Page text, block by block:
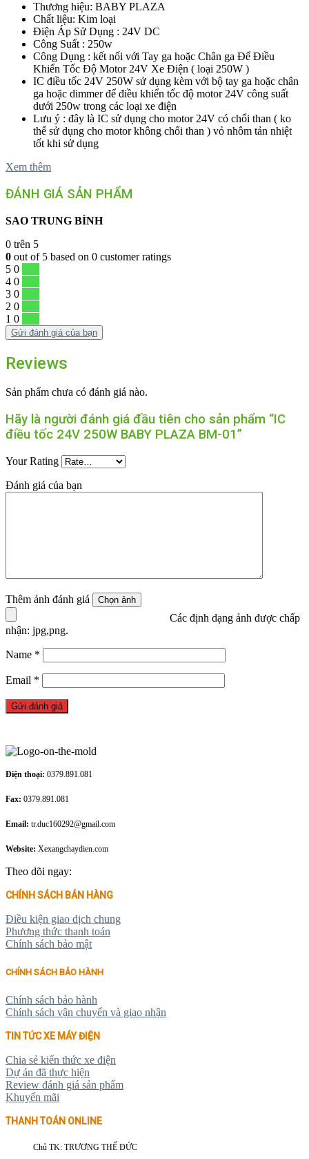
Thương hiệu: BABY PLAZA
Chất liệu: Kim loại
Điện Áp Sử Dụng : 24V DC
Công Suất : 250w
Công Dụng : kết nối với Tay ga hoặc Chân ga Để Điều
Khiển Tốc Độ Motor 24V Xe Điện ( loại 250W )
IC điều tốc 24V 250W sử dụng kèm với bộ tay ga hoặc chân
ga hoặc dimmer để điều khiển tốc độ motor 24V công suất
dưới 250w trong các loại xe điện
Lưu ý : đây là IC sử dụng cho motor 24V có chổi than ( ko
thể sử dụng cho motor không chổi than ) vỏ nhôm tản nhiệt
tốt khi sử dụng
Xem thêm
ĐÁNH GIÁ SẢN PHẨM
SAO TRUNG BÌNH
0 trên 5
0 out of 5 based on 0 customer ratings
5 0
4 0
3 0
2 0
1 0
Gửi đánh giá của bạn
Reviews
Sản phẩm chưa có đánh giá nào.
Hãy là người đánh giá đầu tiên cho sản phẩm “IC
điều tốc 24V 250W BABY PLAZA BM-01”
Your Rating
Đánh giá của bạn
Thêm ảnh đánh giá
Các định dạng ảnh được chấp
nhận: jpg,png.
Name *
Email *
Điện thoại: 0379.891.081
Fax: 0379.891.081
Email: tr.duc160292@gmail.com
Website: Xexangchaydien.com
Theo dõi ngay:
CHÍNH SÁCH BÁN HÀNG
Điều kiện giao dịch chung
Phương thức thanh toán
Chính sách bảo mật
CHÍNH SÁCH BẢO HÀNH
Chính sách bảo hành
Chính sách vận chuyển và giao nhận
TIN TỨC XE MÁY ĐIỆN
Chia sẻ kiến thức xe điện
Dự án đã thực hiện
Review đánh giá sản phẩm
Khuyến mãi
THANH TOÁN ONLINE
Chủ TK: TRƯƠNG THẾ ĐỨC